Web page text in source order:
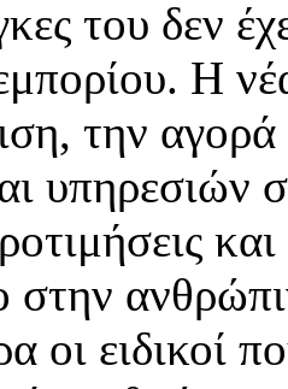
του δεν
Η
την
υπηρεσιών
οι ειδικοί